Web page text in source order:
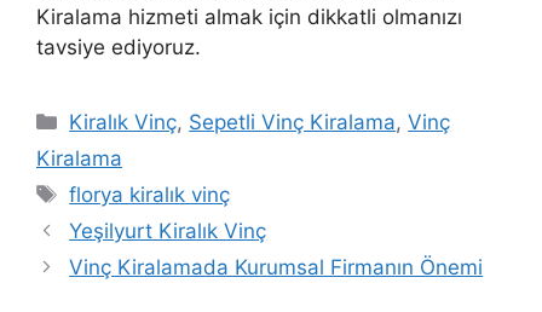
Kiralama hizmeti almak için dikkatli olmanızı
tavsiye ediyoruz.
Kategoriler
Kiralık Vinç, Sepetli Vinç Kiralama,Vinç
Kiralama
Etiketler
florya kiralık vinç
Yeşilyurt Kiralık Vinç
Vinç Kiralamada Kurumsal Firmanın Önemi